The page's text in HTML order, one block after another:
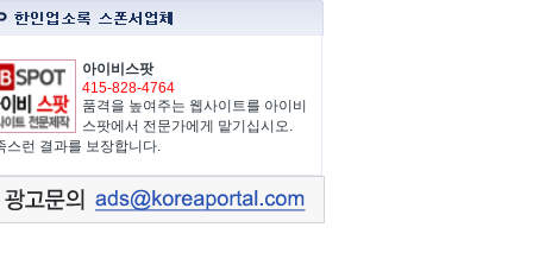
아이비스팟
415-828-4764
품격을 높여주는 웹사이트를 아이비
스팟에서 전문가에게 맡기십시오.
스런 결과를 보장합니다.